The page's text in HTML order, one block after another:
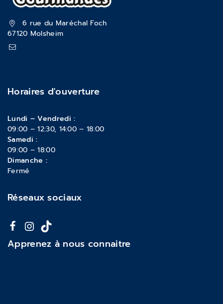
6 rue du Maréchal Foch
67120 Molsheim
Horaires d'ouverture
Lundi – Vendredi :
09:00 – 12:30, 14:00 – 18:00
Samedi :
09:00 – 18:00
Dimanche :
Fermé
Réseaux sociaux
Apprenez à nous connaitre